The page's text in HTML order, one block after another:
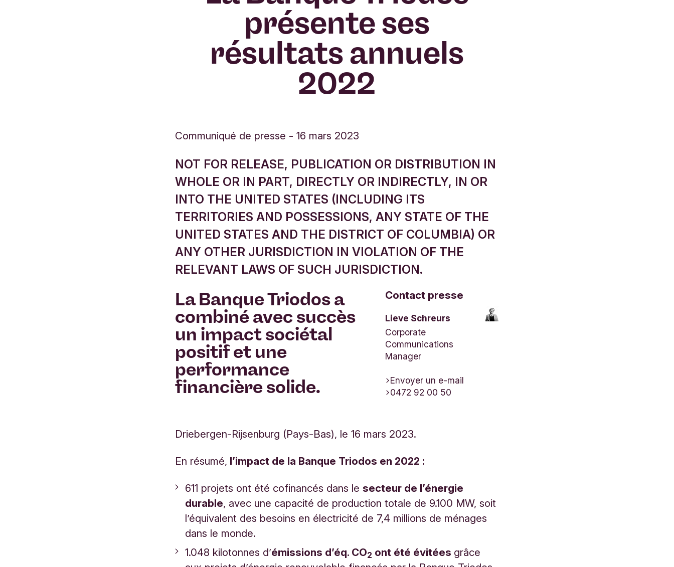
présente ses
résultats annuels
2022
Communiqué de presse -16 mars 2023
NOT FOR RELEASE, PUBLICATION OR DISTRIBUTION IN
WHOLE OR IN PART, DIRECTLY OR INDIRECTLY, IN OR
INTO THE UNITED STATES (INCLUDING ITS
TERRITORIES AND POSSESSIONS, ANY STATE OF THE
UNITED STATES AND THE DISTRICT OF COLUMBIA) OR
ANY OTHER JURISDICTION IN VIOLATION OF THE
RELEVANT LAWS OF SUCH JURISDICTION.
Contact presse
Lieve Schreurs
Corporate
Communications
Manager
Envoyer un e-mail
0472 92 00 50
La Banque Triodos a
combiné avec succès
un impact sociétal
positif et une
performance
financière solide.
Driebergen-Rijsenburg (Pays-Bas), le 16 mars 2023.
En résumé, l’impact de la Banque Triodos en 2022 :
611 projets ont été cofinancés dans lesecteur de l’énergie
durable, avec une capacité de production totale de 9.100 MW, soit
l’équivalent des besoins en électricité de 7,4 millions de ménages
dans le monde.
1.048 kilotonnes d’émissions d’éq. CO2 ont été évitées grâce